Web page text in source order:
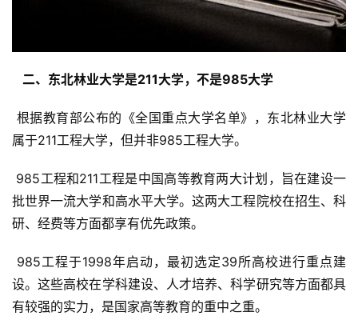
  二、东北林业大学是211大学，不是985大学
属于211工程大学，但并非985工程大学。
批世界一流大学和高水平大学。这两大工程院校在招生、科
研、经费等方面都享有优先政策。
设。这些高校在学科建设、人才培养、科学研究等方面都具
有较强的实力，是国家高等教育的重中之重。